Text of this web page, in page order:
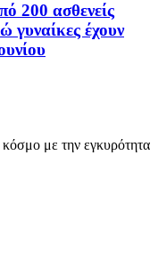
200 ασθενείς
γυναίκες έχουν
κόσμο με την εγκυρότητα